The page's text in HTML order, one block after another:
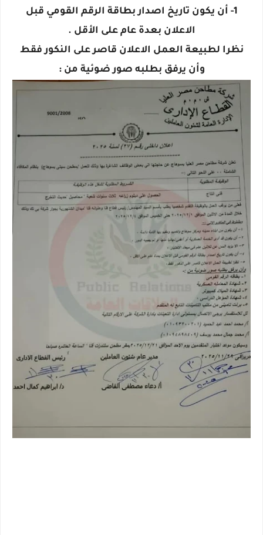
1- أن يكون تاريخ اصدار بطاقة الرقم القومي قبل
الاعلان بعدة عام على الأقل .
نظرا لطبيعة العمل الاعلان قاصر على النكور فقط
وأن يرفق بطلبه صور ضوئية من :